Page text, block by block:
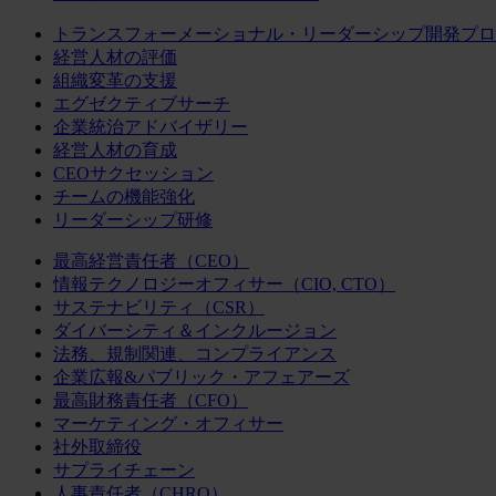
トランスフォーメーショナル・リーダーシップ開発プ
経営人材の評価
組織変革の支援
エグゼクティブサーチ
企業統治アドバイザリー
経営人材の育成
CEOサクセッション
チームの機能強化
リーダーシップ研修
最高経営責任者（CEO）
情報テクノロジーオフィサー（CIO, CTO）
サステナビリティ（CSR）
ダイバーシティ＆インクルージョン
法務、規制関連、コンプライアンス
企業広報&パブリック・アフェアーズ
最高財務責任者（CFO）
マーケティング・オフィサー
社外取締役
サプライチェーン